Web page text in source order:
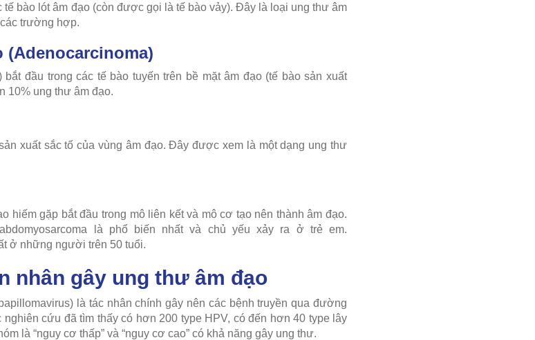
bào lót âm đạo (còn được gọi là tế bào vảy). Đây là loại ung thư âm
trường hợp.
(Adenocarcinoma)
đầu trong các tế bào tuyến trên bề mặt âm đạo (tế bào sản xuất
10% ung thư âm đạo.
xuất sắc tố của vùng âm đạo. Đây được xem là một dạng ung thư
hiếm gặp bắt đầu trong mô liên kết và mô cơ tạo nên thành âm đạo.
là phổ biến nhất và chủ yếu xảy ra ở trẻ em.
ở những người trên 50 tuổi.
nhân gây ung thư âm đạo
là tác nhân chính gây nên các bệnh truyền qua đường
cứu đã tìm thấy có hơn 200 type HPV, có đến hơn 40 type lây
là “nguy cơ thấp” và “nguy cơ cao” có khả năng gây ung thư.